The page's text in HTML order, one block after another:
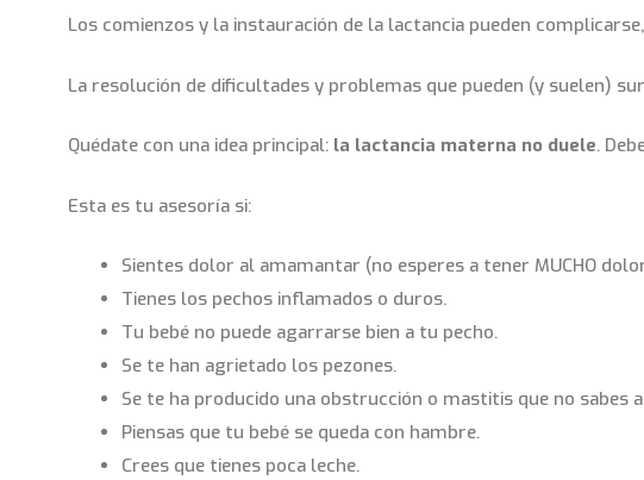
Los comienzos y la instauración de la lactancia pueden
La resolución de dificultades y problemas que pueden (y suelen)
Quédate con una idea principal: la lactancia materna no duele.
Esta es tu asesoría si:
Sientes dolor al amamantar (no esperes a tener MUCHO
Tienes los pechos inflamados o duros.
Tu bebé no puede agarrarse bien a tu pecho.
Se te han agrietado los pezones.
Se te ha producido una obstrucción o mastitis que no sabes
Piensas que tu bebé se queda con hambre.
Crees que tienes poca leche.